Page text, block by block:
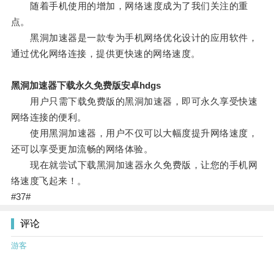
随着手机使用的增加，网络速度成为了我们关注的重
点。
黑洞加速器是一款专为手机网络优化设计的应用软件，
通过优化网络连接，提供更快速的网络速度。
黑洞加速器下载永久免费版安卓hdgs
用户只需下载免费版的黑洞加速器，即可永久享受快速
网络连接的便利。
使用黑洞加速器，用户不仅可以大幅度提升网络速度，
还可以享受更加流畅的网络体验。
现在就尝试下载黑洞加速器永久免费版，让您的手机网
络速度飞起来！。
#37#
评论
游客